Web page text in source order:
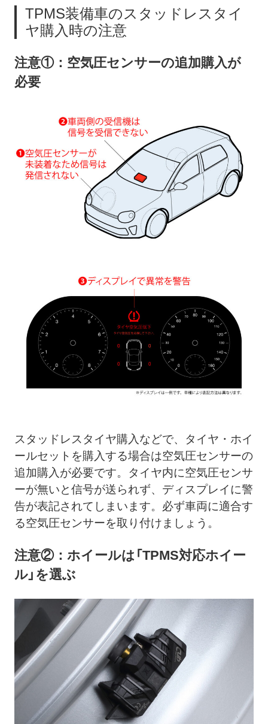
TPMS装備車のスタッドレスタイ
ヤ購入時の注意
注意①：空気圧センサーの追加購入が
必要
スタッドレスタイヤ購入などで、タイヤ・ホイ
ールセットを購入する場合は空気圧センサーの
追加購入が必要です。タイヤ内に空気圧センサ
ーが無いと信号が送られず、ディスプレイに警
告が表記されてしまいます。必ず車両に適合す
る空気圧センサーを取り付けましょう。
注意②：ホイールは「TPMS対応ホイー
ル」を選ぶ